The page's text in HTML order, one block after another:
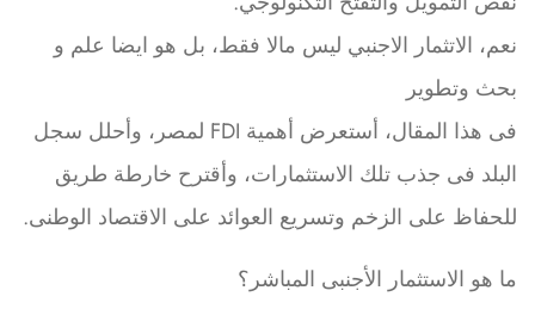
نعم، الاتثمار الاجنبي ليس مالا فقط، بل هو ايضا علم و
بحث وتطوير
فى هذا المقال، أستعرض أهمية FDI لمصر، وأحلل سجل
البلد فى جذب تلك الاستثمارات، وأقترح خارطة طريق
للحفاظ على الزخم وتسريع العوائد على الاقتصاد الوطنى.
ما هو الاستثمار الأجنبى المباشر؟